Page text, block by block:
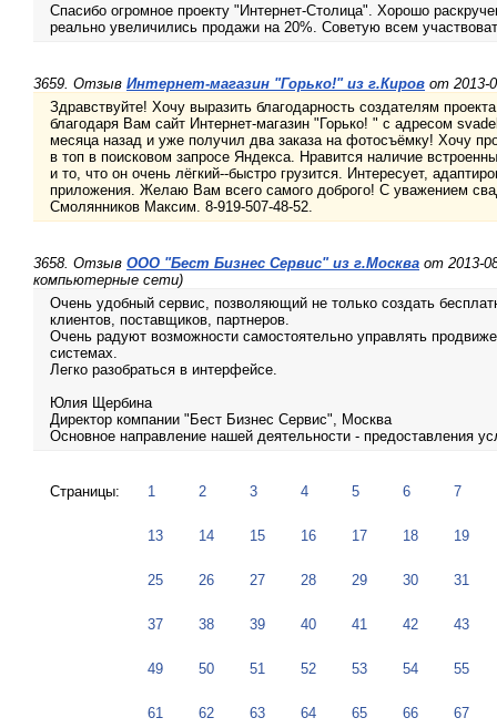
Спасибо огромное проекту "Интернет-Столица". Хорошо
реально увеличились продажи на 20%. Советую всем
3659. Отзыв Интернет-магазин "Горько!" из г.Киров от 2013-
Здравствуйте! Хочу выразить благодарность создателям
благодаря Вам сайт Интернет-магазин "Горько! " с адресом
месяца назад и уже получил два заказа на фотосъёмку! Хочу
в топ в поисковом запросе Яндекса. Нравится наличие
и то, что он очень лёгкий--быстро грузится. Интересует,
приложения. Желаю Вам всего самого доброго! С уважением
Смолянников Максим. 8-919-507-48-52.
3658. Отзыв ООО "Бест Бизнес Сервис" из г.Москва от 2013-
компьютерные сети)
Очень удобный сервис, позволяющий не только создать
клиентов, поставщиков, партнеров.
Очень радуют возможности самостоятельно управлять
системах.
Легко разобраться в интерфейсе.
Юлия Щербина
Директор компании "Бест Бизнес Сервис", Москва
Основное направление нашей деятельности - предоставления
Страницы: 1 2 3 4 5 6 7
13 14 15 16 17 18 19
25 26 27 28 29 30 31
37 38 39 40 41 42 43
49 50 51 52 53 54 55
61 62 63 64 65 66 67